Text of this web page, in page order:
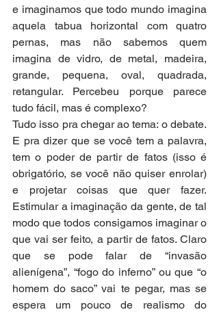
e imaginamos que todo mundo imagina
aquela tabua horizontal com quatro
pernas, mas não sabemos quem
imagina de vidro, de metal, madeira,
grande, pequena, oval, quadrada,
retangular. Percebeu porque parece
tudo fácil, mas é complexo?
Tudo isso pra chegar ao tema: o debate.
E pra dizer que se você tem a palavra,
tem o poder de partir de fatos (isso é
obrigatório, se você não quiser enrolar)
e projetar coisas que quer fazer.
Estimular a imaginação da gente, de tal
modo que todos consigamos imaginar o
que vai ser feito, a partir de fatos. Claro
que se pode falar de “invasão
alienígena”, “fogo do inferno” ou que “o
homem do saco” vai te pegar, mas se
espera um pouco de realismo do